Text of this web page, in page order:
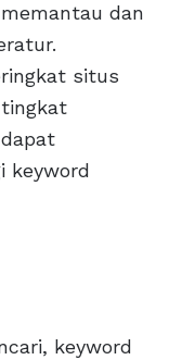
dan
situs
keyword
keyword